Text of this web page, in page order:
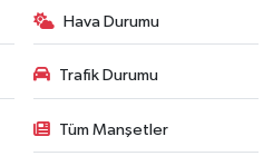
Hava Durumu
Trafik Durumu
Tüm Manşetler